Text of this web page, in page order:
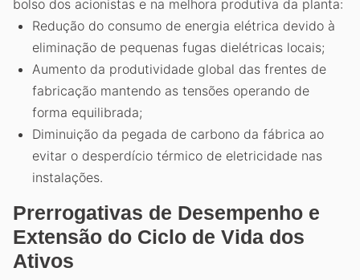
bolso dos acionistas e na melhora produtiva da planta:
Redução do consumo de energia elétrica devido à
eliminação de pequenas fugas dielétricas locais;
Aumento da produtividade global das frentes de
fabricação mantendo as tensões operando de
forma equilibrada;
Diminuição da pegada de carbono da fábrica ao
evitar o desperdício térmico de eletricidade nas
instalações.
Prerrogativas de Desempenho e
Extensão do Ciclo de Vida dos
Ativos